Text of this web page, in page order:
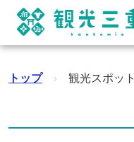
トップ › 観光スポット